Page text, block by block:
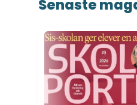
Senaste